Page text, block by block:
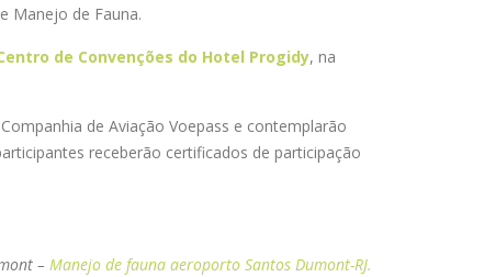
Manejo de Fauna.
de Convenções do Hotel Progidy, na
de Aviação Voepass e contemplarão
receberão certificados de participação
– Manejo de fauna aeroporto Santos Dumont-RJ.